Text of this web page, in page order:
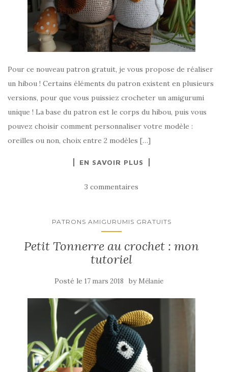
Pour ce nouveau patron gratuit, je vous propose de réaliser
un hibou ! Certains éléments du patron existent en plusieurs
versions, pour que vous puissiez crocheter un amigurumi
unique ! La base du patron est le corps du hibou, puis vous
pouvez choisir comment personnaliser votre modèle :
oreilles ou non, choix entre 2 modèles […]
EN SAVOIR PLUS
3 commentaires
PATRONS AMIGURUMIS GRATUITS
Petit Tonnerre au crochet : mon
tutoriel
Posté le 17 mars 2018 by Mélanie